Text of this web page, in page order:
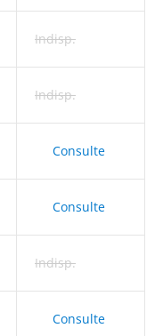
Indisp.
Indisp.
Consulte
Consulte
Indisp.
Consulte